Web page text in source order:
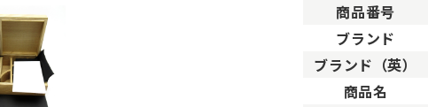
未使用品。
品。数回使用した程度、もしくは新品に近い状態の商品。
商品番号
ブランド
ブランド（英）
商品名